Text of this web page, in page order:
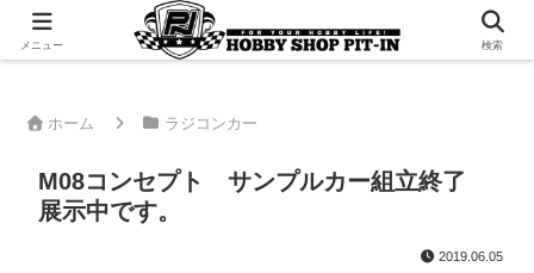
千葉県君津市でラジコンやプラモデルを販売。 ピットインのウェブサイトです
ホーム ラジコンカー
M08コンセプト サンプルカー組立終了
展示中です。
2019.06.05
メニュー 検索